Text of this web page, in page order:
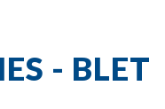
- BLET